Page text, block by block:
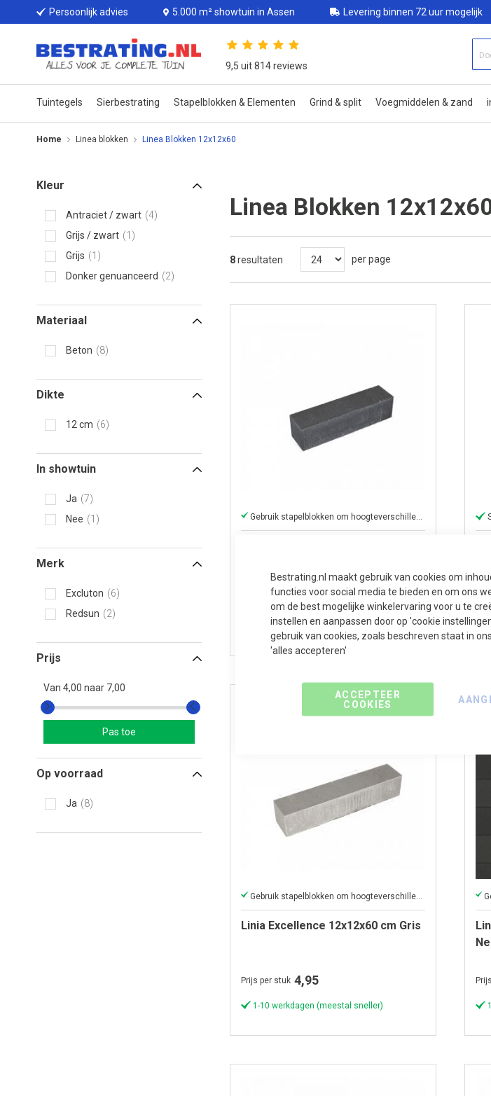
Bestrating.nl maakt gebruik van cookies om
functies voor social media te bieden en om ons
om de best mogelijke winkelervaring voor u te
instellen en aanpassen door op 'cookie
gebruik van cookies, zoals beschreven staat in ons
'alles accepteren'
ACCEPTEER
COOKIES
Persoonlijk advies 5.000 m² showtuin in Assen Levering binnen 72 uur mogelijk
9,5 uit 814 reviews
Tuintegels Sierbestrating Stapelblokken & Elementen Grind & split Voegmiddelen & zand
Home Linea blokken Linea Blokken 12x12x60
Kleur
Antraciet / zwart
4
Grijs / zwart
1
Grijs
1
Donker genuanceerd
2
Materiaal
Beton 8
Dikte
12 cm 6
In showtuin
Ja
7
Nee
1
Merk
Excluton
6
Redsun
2
Prijs
Van 4,00 naar 7,00
Pas toe
Op voorraad
Ja 8
Linea Blokken
8resultaten per page
Gebruik stapelblokken om hoogteverschillen in uw tuin te creëren
4,25
1-10 werkdagen (meestal sneller)
Gebruik stapelblokken om hoogteverschillen in uw tuin te creëren
Linia Excellence 12x12x60 cm Gris
Prijs per stuk 4,95
1-10 werkdagen (meestal sneller)